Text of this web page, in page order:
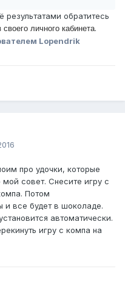
результатами обратитесь
своего личного кабинета.
Lopendrik
про удочки, которые
совет. Снесите игру с
Потом
и все будет в шоколаде.
автоматически.
игру с компа на